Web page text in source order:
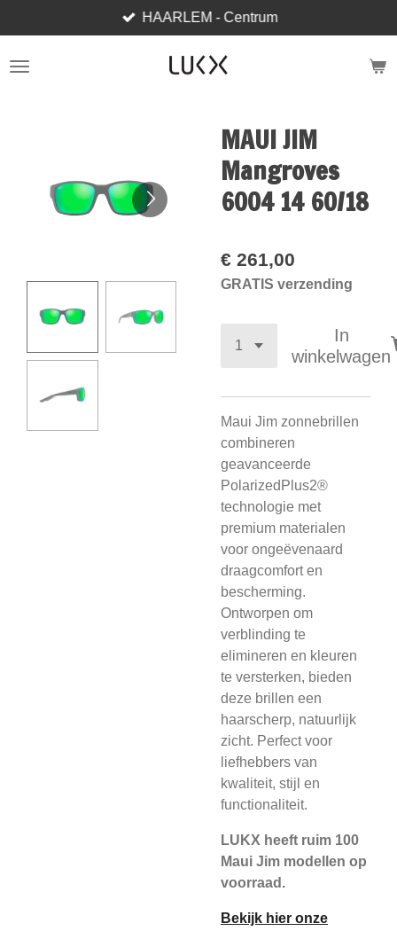
direct
naar
HAARLEM - Centrum
MAUI JIM
Mangroves
6004 14 60/18
€ 261,00
GRATIS verzending
In
winkelwagen
Maui Jim zonnebrillen
combineren
geavanceerde
PolarizedPlus2®
technologie met
premium materialen
voor ongeëvenaard
draagcomfort en
bescherming.
Ontworpen om
verblinding te
elimineren en kleuren
te versterken, bieden
deze brillen een
haarscherp, natuurlijk
zicht. Perfect voor
liefhebbers van
kwaliteit, stijl en
functionaliteit.
LUKX heeft ruim 100
Maui Jim modellen op
voorraad.
Bekijk hier onze